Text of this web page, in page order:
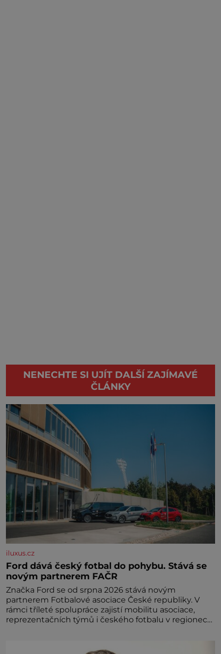
NENECHTE SI UJÍT DALŠÍ ZAJÍMAVÉ
ČLÁNKY
iluxus.cz
Ford dává český fotbal do pohybu. Stává se
novým partnerem FAČR
Značka Ford se od srpna 2026 stává novým
partnerem Fotbalové asociace České republiky. V
rámci tříleté spolupráce zajistí mobilitu asociace,
reprezentačních týmů i českého fotbalu v regionech.